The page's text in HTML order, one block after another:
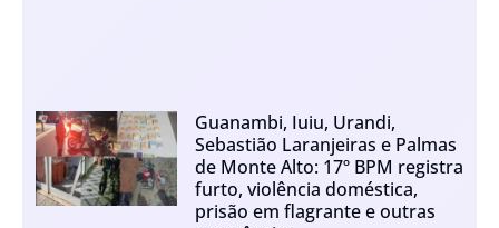
Guanambi, Iuiu, Urandi,
Sebastião Laranjeiras e Palmas
de Monte Alto: 17º BPM registra
furto, violência doméstica,
prisão em flagrante e outras